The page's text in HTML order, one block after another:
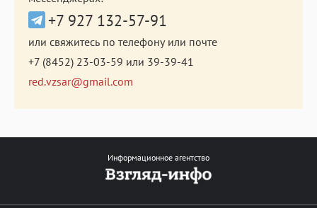
+7 927 132-57-91
или свяжитесь по телефону или почте
+7 (8452) 23-03-59 или 39-39-41
red.vzsar@gmail.com
Информационное агентство